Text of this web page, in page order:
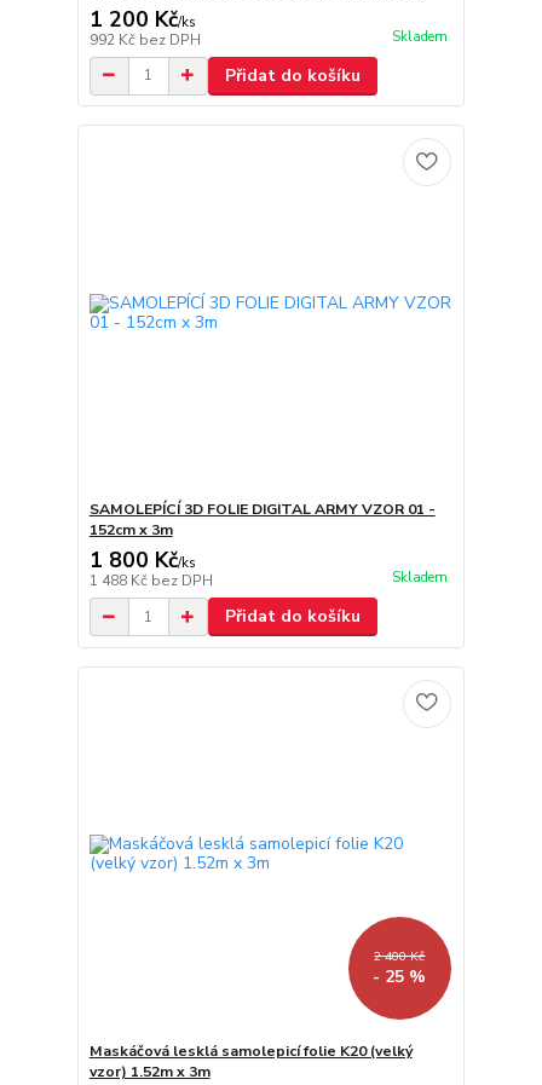
1 200 Kč/ks
992 Kč bez DPH Skladem
Přidat do košíku
SAMOLEPÍCÍ 3D FOLIE DIGITAL ARMY VZOR 01 -
152cm x 3m
1 800 Kč/ks
1 488 Kč bez DPH Skladem
Přidat do košíku
2 400 Kč
- 25 %
Maskáčová lesklá samolepicí folie K20 (velký
vzor) 1.52m x 3m